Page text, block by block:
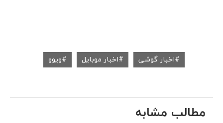
اخبار گوشی اخبار موبایل ویوو
مطالب مشابه